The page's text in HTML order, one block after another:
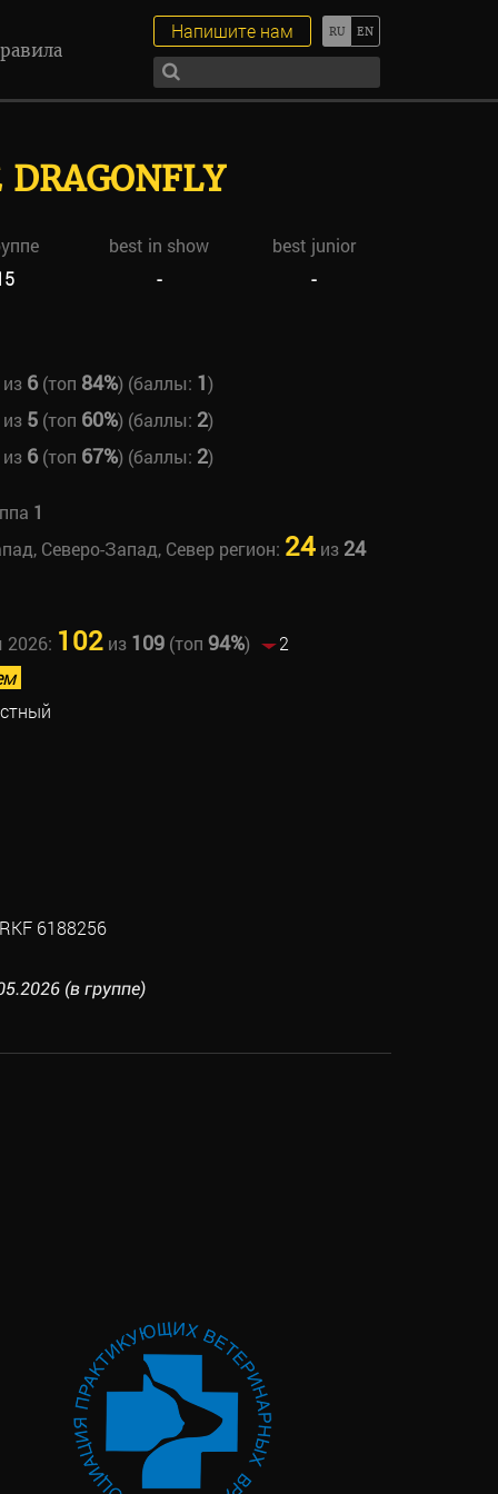
Напишите нам
DRAGONFLY
best in show
best junior
- -
6(топ 84%) (баллы: 1)
5(топ 60%) (баллы: 2)
6(топ 67%) (баллы: 2)
1
Северо-Запад, Север регион: 24из 24
2026: 102из 109(топ 94%)
2
6188256
(в группе)